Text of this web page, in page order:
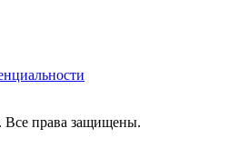
Все права защищены.